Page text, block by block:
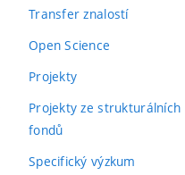
Transfer znalostí
Open Science
Projekty
Projekty ze strukturálních
fondů
Specifický výzkum